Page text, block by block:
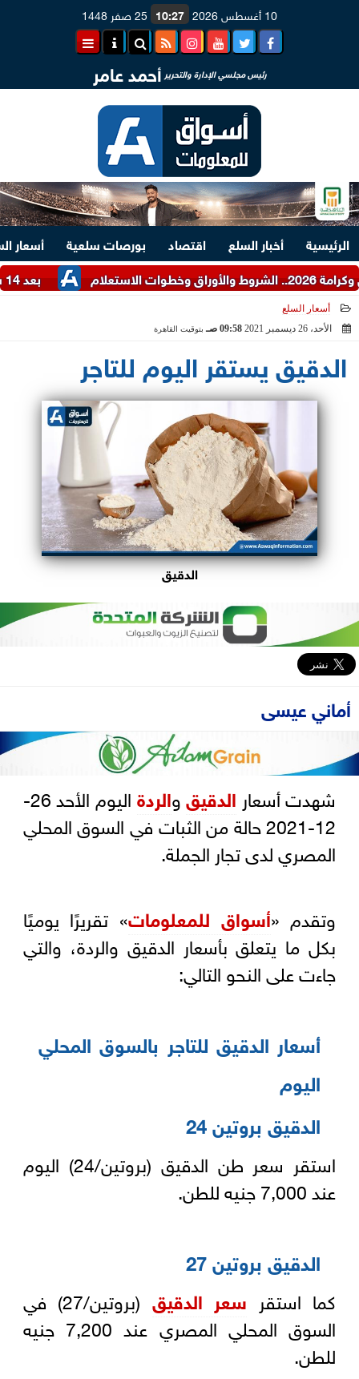
10 أغسطس 2026 10:27 25 صفر 1448
رئيس مجلسي الإدارة والتحرير أحمد عامر
الرئيسية أخبار السلع اقتصاد بورصات سلعية
أسعار
بعد 14 ساعة من العمل.. رجال ميناء دمياط ينجحون في تعويم وقطر السفينة ENERGOS WINTER
أسعار السلع
الأحد، 26 ديسمبر 2021
09:58 صـ بتوقيت القاهرة
الدقيق يستقر اليوم للتاجر
الدقيق
أماني عيسى
شهدت أسعار الدقيقوالردة
اليوم الأحد 26-
12-2021 حالة من الثبات في السوق المحلي
المصري لدى تجار الجملة.
وتقدم «أسواق للمعلومات» تقريرًا يوميًا
بكل ما يتعلق بأسعار الدقيق والردة، والتي
جاءت على النحو التالي:
أسعار الدقيق للتاجر بالسوق المحلي
اليوم
الدقيق بروتين 24
استقر سعر طن الدقيق (بروتين/24) اليوم
عند 7,000 جنيه للطن.
الدقيق بروتين 27
كما استقر سعر الدقيق
(بروتين/27) في
السوق المحلي المصري عند 7,200 جنيه
للطن.